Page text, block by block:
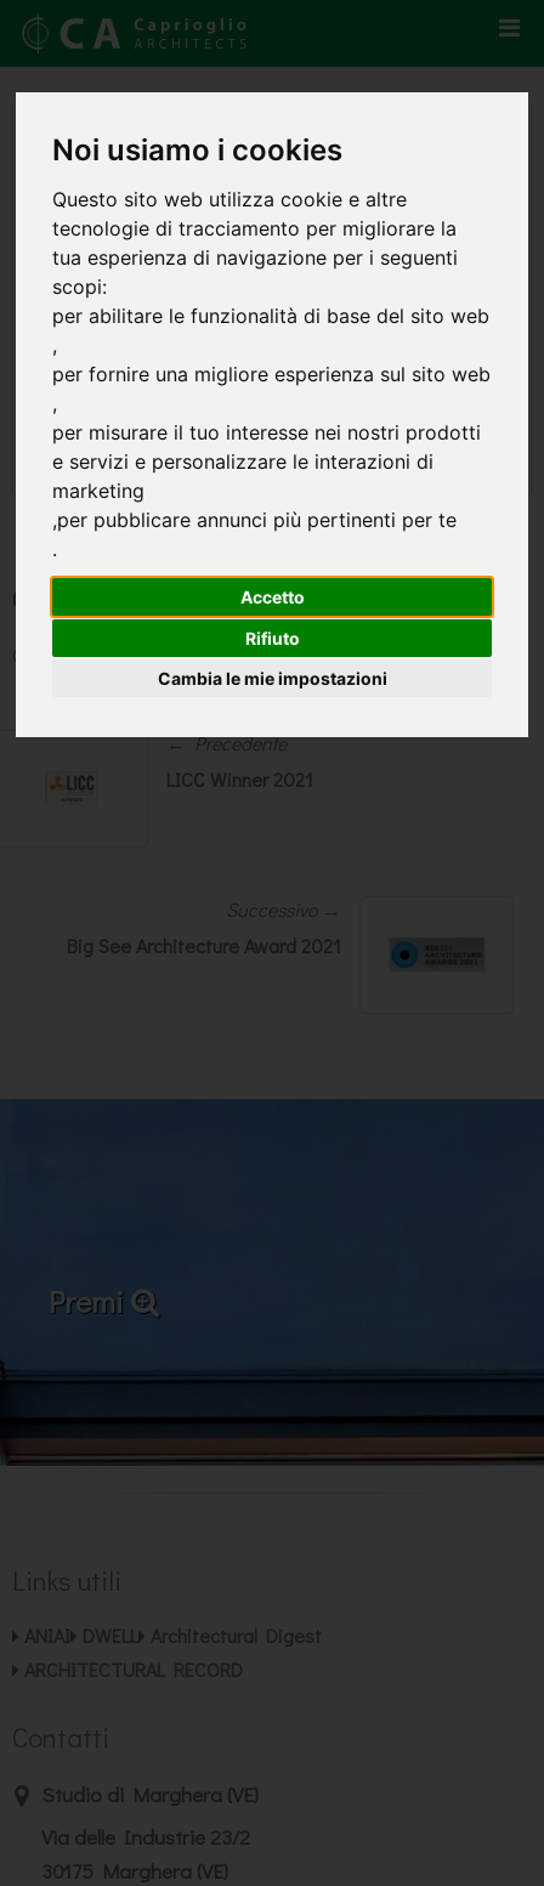
Noi usiamo i cookies
Questo sito web utilizza cookie e altre
tecnologie di tracciamento per migliorare la
tua esperienza di navigazione per i seguenti
scopi:
per abilitare le funzionalità di base del sito web
,
per fornire una migliore esperienza sul sito web
,
per misurare il tuo interesse nei nostri prodotti
e servizi e personalizzare le interazioni di
marketing
,per pubblicare annunci più pertinenti per te
.
Accetto
Rifiuto
Cambia le mie impostazioni
A' Design Award 2021
Casa P+E+3
Cittadella, Padova
← Precedente
LICC Winner 2021
Successivo →
Big See Architecture Award 2021
Premi
Links utili
ANIAI DWELL
Architectural Digest
ARCHITECTURAL RECORD
Contatti
Studio di Marghera (VE)
Via delle Industrie 23/2
30175 Marghera (VE)